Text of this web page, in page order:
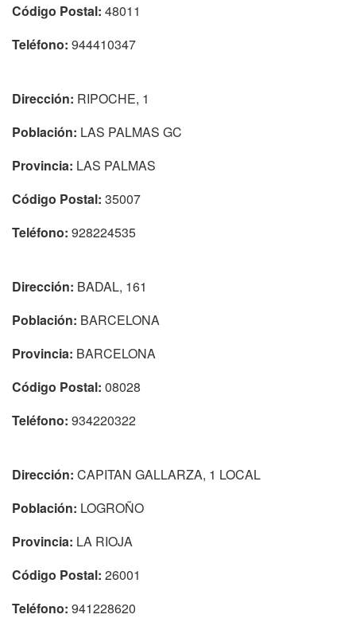
Código Postal: 48011
Teléfono: 944410347
Dirección: RIPOCHE, 1
Población: LAS PALMAS GC
Provincia: LAS PALMAS
Código Postal: 35007
Teléfono: 928224535
Dirección: BADAL, 161
Población: BARCELONA
Provincia: BARCELONA
Código Postal: 08028
Teléfono: 934220322
Dirección: CAPITAN GALLARZA, 1 LOCAL
Población: LOGROÑO
Provincia: LA RIOJA
Código Postal: 26001
Teléfono: 941228620